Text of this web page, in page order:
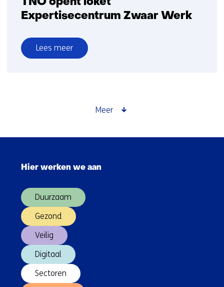
TNO opent loket
Expertisecentrum Zwaar Werk
Lees meer
over
ExpertisecentrumMeer
Hier werken we aan
Duurzaam
Gezond
Veilig
Digitaal
Sectoren